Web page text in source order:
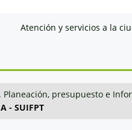
Atención y servicios a la
Planeación, presupuesto e
- SUIFPT